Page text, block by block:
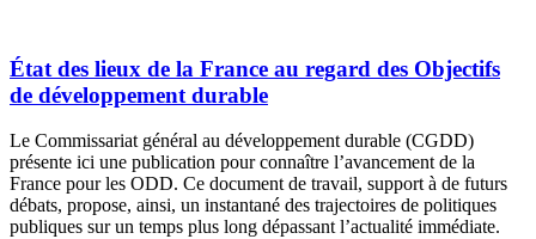
État des lieux de la France au regard des Objectifs
de développement durable
Le Commissariat général au développement durable (CGDD)
présente ici une publication pour connaître l’avancement de la
France pour les ODD. Ce document de travail, support à de futurs
débats, propose, ainsi, un instantané des trajectoires de politiques
publiques sur un temps plus long dépassant l’actualité immédiate.